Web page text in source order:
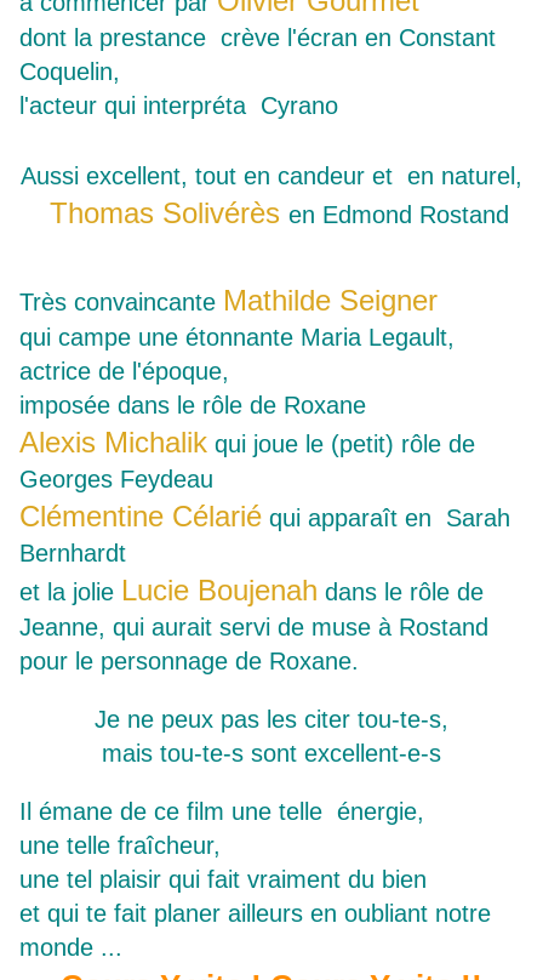
dont la prestance crève l'écran en Constant
Coquelin,
l'acteur qui interpréta Cyrano
Aussi excellent, tout en candeur et en naturel,
Thomas Solivérès en Edmond Rostand
Très convaincante Mathilde Seigner
qui campe une étonnante Maria Legault,
actrice de l'époque,
imposée dans le rôle de Roxane
Alexis Michalik qui joue le (petit) rôle de
Georges Feydeau
Clémentine Célarié qui apparaît en Sarah
Bernhardt
et la jolie Lucie Boujenah dans le rôle de
Jeanne, qui aurait servi de muse à Rostand
pour le personnage de Roxane.
Je ne peux pas les citer tou-te-s,
mais tou-te-s sont excellent-e-s
Il émane de ce film une telle énergie,
une telle fraîcheur,
une tel plaisir qui fait vraiment du bien
et qui te fait planer ailleurs en oubliant notre
monde ...